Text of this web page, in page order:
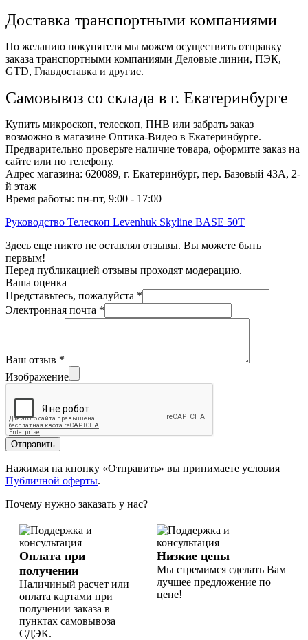
Доставка транспортными компаниями
По желанию покупятеля мы можем осуществить отправку
заказа транспортными компаниями Деловые линии, ПЭК,
GTD, Главдоставка и другие.
Самовывоз со склада в г. Екатеринбурге
Купить микроскоп, телескоп, ПНВ или забрать заказ
возможно в магазине Оптика-Видео в Екатеринбурге.
Предварительно проверьте наличие товара, оформите заказ на
сайте или по телефону.
Адрес магазина: 620089, г. Екатеринбург, пер. Базовый 43А, 2-
й этаж
Время работы: пн-пт, 9:00 - 17:00
Руководство Телескоп Levenhuk Skyline BASE 50T
Здесь еще никто не оставлял отзывы. Вы можете быть
первым!
Перед публикацией отзывы проходят модерацию.
Ваша оценка
Представьтесь, пожалуйста *
Электронная почта *
Ваш отзыв *
Изображение
Отправить
Нажимая на кнопку «Отправить» вы принимаете условия
Публичной оферты.
Почему нужно заказать у нас?
Оплата при
получении
Наличиный расчет или
оплата картами при
получении заказа в
пунктах самовывоза
СДЭК.
Низкие цены
Мы стремимся сделать Вам
лучшее предложение по
цене!